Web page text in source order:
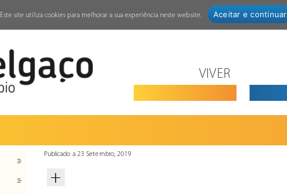
VIVER
Publicado a 23 Setembro, 2019
Este site utiliza cookies para melhorar a sua experiência neste website. Aceitar e continuar